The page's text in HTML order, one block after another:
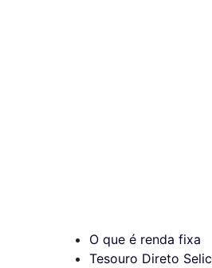
O que é renda fixa
Tesouro Direto Selic